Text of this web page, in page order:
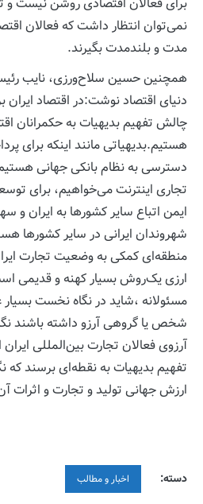
نمی‌توان انتظار داشت که فعالان
مدت و بلندمدت بگیرند.
همچنین حسین سلاح‌ورزی، نایب رئیس
دنیای اقتصاد نوشت:در اقتصاد
چالش تفهیم بدیهیات به حکمرانان
هستیم.بدیهیاتی مانند اینکه برای
دسترسی به نظام بانکی جهانی
تجاری اینترنت می‌خواهیم، برای
ایمن اتباع سایر کشورها به ایران و
شهروندان ایرانی در سایر کشورها
منطقه‌ای کمکی به وضعیت تجارت
ارزی یک‌روش بسیار کهنه و قدیمی
مسئولانه ،شاید در نگاه نخست
شخص یا گروهی آرزو داشته باشند
آرزوی فعالان تجارت بین‌المللی
تفهیم بدیهیات به نقطه‌ای برسند که
ارزش جهانی تولید و تجارت و اثرات
دسته: اخبار و مطالب